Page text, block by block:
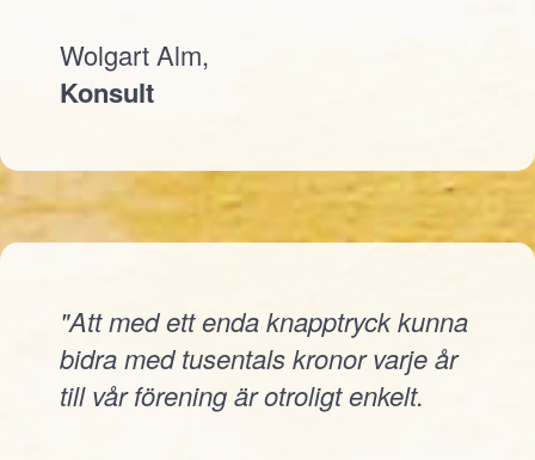
Wolgart Alm,
Konsult
"Att med ett enda knapptryck kunna
bidra med tusentals kronor varje år
till vår förening är otroligt enkelt.